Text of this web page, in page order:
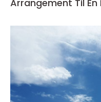
Arrangement Til En